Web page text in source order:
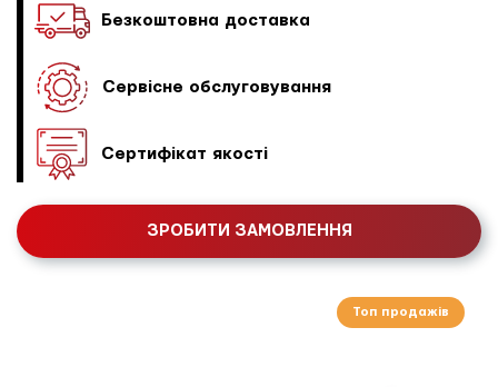
Топ продажів
Безкоштовна доставка
Сервісне обслуговування
Сертифікат якості
ЗРОБИТИ ЗАМОВЛЕННЯ